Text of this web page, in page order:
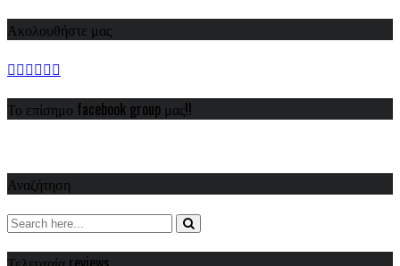
Ακολουθήστε μας
Το επίσημο facebook group μας!!
Αναζήτηση